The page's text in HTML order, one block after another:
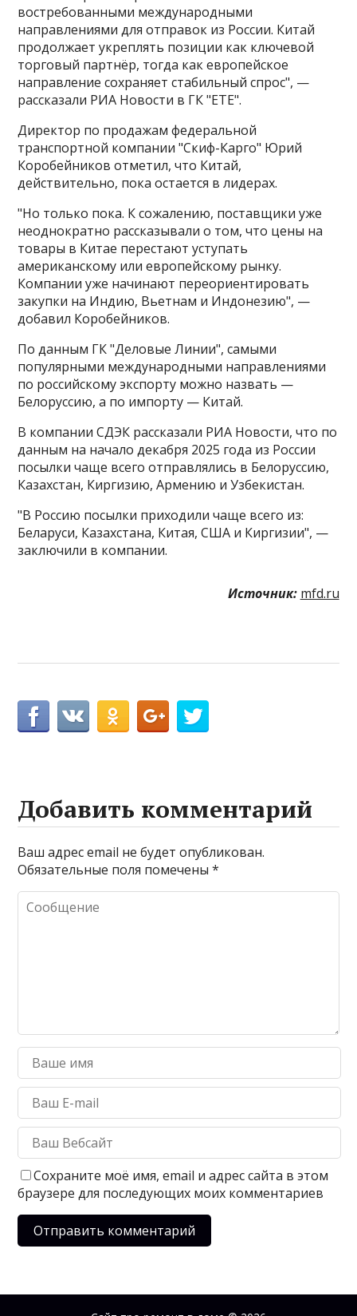
востребованными международными
направлениями для отправок из России​​​. Китай
продолжает укреплять позиции как ключевой
торговый партнёр, тогда как европейское
направление сохраняет стабильный спрос", —
рассказали РИА Новости в ГК "ЕТЕ".
Директор по продажам федеральной
транспортной компании "Скиф-Карго" Юрий
Коробейников отметил, что Китай,
действительно, пока остается в лидерах.
"Но только пока. К сожалению, поставщики уже
неоднократно рассказывали о том, что цены на
товары в Китае перестают уступать
американскому или европейскому рынку.
Компании уже начинают переориентировать
закупки на Индию, Вьетнам и Индонезию", —
добавил Коробейников.
По данным ГК "Деловые Линии", самыми
популярными международными направлениями
по российскому экспорту можно назвать —
Белоруссию, а по импорту — Китай.
В компании СДЭК рассказали РИА Новости, что по
данным на начало декабря 2025 года из России
посылки чаще всего отправлялись в Белоруссию,
Казахстан, Киргизию, Армению и Узбекистан.
"В Россию посылки приходили чаще всего из:
Беларуси, Казахстана, Китая, США и Киргизии", —
заключили в компании.
Источник: mfd.ru
Добавить комментарий
Ваш адрес email не будет опубликован.
Обязательные поля помечены*
Сохраните моё имя, email и адрес сайта в этом
браузере для последующих моих комментариев